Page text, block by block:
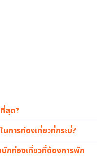
ที่สุด?
การท่องเที่ยวที่กระบี่?
กท่องเที่ยวที่ต้องการพัก